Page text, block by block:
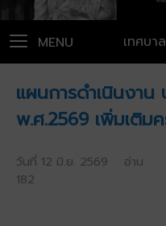
เทศบา
MENU
แผนการดำเนินงาน
พ.ศ.2569 เพิ่มเติม
วันที่ 12 มิ.ย. 2569 อ่าน
182